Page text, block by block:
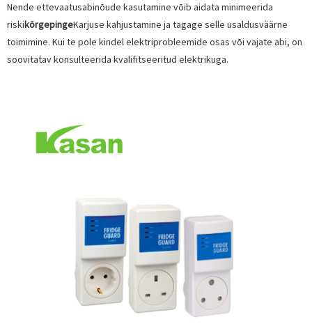
Nende ettevaatusabinõude kasutamine võib aidata minimeerida
riskikõrgepingeKarjuse kahjustamine ja tagage selle usaldusväärne
toimimine. Kui te pole kindel elektriprobleemide osas või vajate abi, on
soovitatav konsulteerida kvalifitseeritud elektrikuga.